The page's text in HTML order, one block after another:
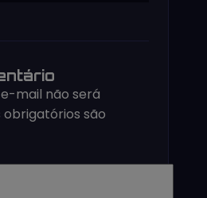
mail não será
são